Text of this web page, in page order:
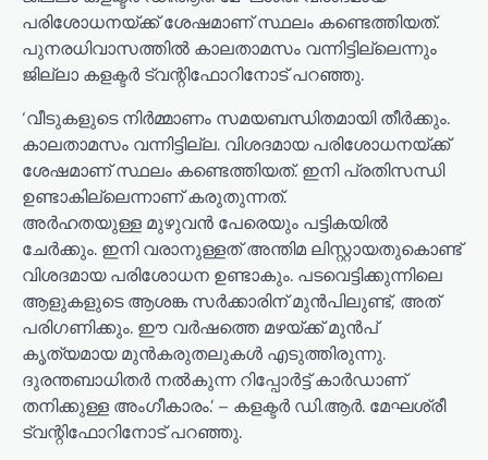
പരിശോധനയ്ക്ക് ശേഷമാണ് സ്ഥലം കണ്ടെത്തിയത്.
പുനരധിവാസത്തിൽ കാലതാമസം വന്നിട്ടില്ലെന്നും
ജില്ലാ കളക്ടർ ട്വന്റിഫോറിനോട് പറഞ്ഞു.
‘വീടുകളുടെ നിർമ്മാണം സമയബന്ധിതമായി തീർക്കും.
കാലതാമസം വന്നിട്ടില്ല. വിശദമായ പരിശോധനയ്ക്ക്
ശേഷമാണ് സ്ഥലം കണ്ടെത്തിയത്. ഇനി പ്രതിസന്ധി
ഉണ്ടാകില്ലെന്നാണ് കരുതുന്നത്.
അർഹതയുള്ള മുഴുവൻ പേരെയും പട്ടികയിൽ
ചേർക്കും. ഇനി വരാനുള്ളത് അന്തിമ ലിസ്റ്റായതുകൊണ്ട്
വിശദമായ പരിശോധന ഉണ്ടാകും. പടവെട്ടിക്കുന്നിലെ
ആളുകളുടെ ആശങ്ക സർക്കാരിന് മുൻപിലുണ്ട്, അത്
പരിഗണിക്കും. ഈ വർഷത്തെ മഴയ്ക്ക് മുൻപ്
കൃത്യമായ മുൻകരുതലുകൾ എടുത്തിരുന്നു.
ദുരന്തബാധിതർ നൽകുന്ന റിപ്പോർട്ട് കാർഡാണ്
തനിക്കുള്ള അംഗീകാരം.’ – കളക്ടർ ഡി.ആർ. മേഘശ്രീ
ട്വന്റിഫോറിനോട് പറഞ്ഞു.